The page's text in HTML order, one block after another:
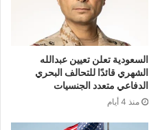
السعودية تعلن تعيين عبدالله
الشهري قائدًا للتحالف البحري
الدفاعي متعدد الجنسيات
منذ 4 أيام